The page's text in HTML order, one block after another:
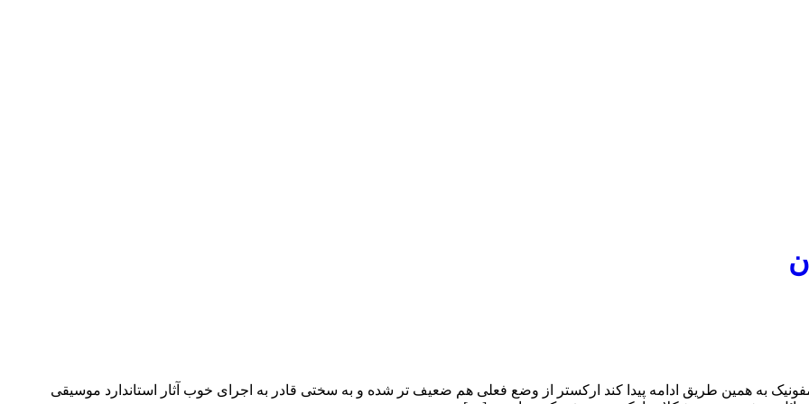
به همین طریق ادامه پیدا کند ارکستر از وضع فعلی هم ضعیف تر شده و به سختی قادر به اجرای خوب آثار استاندارد موسیقی